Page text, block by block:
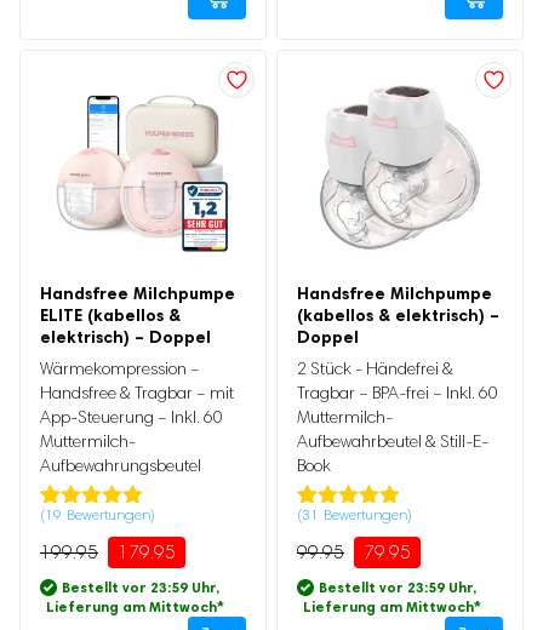
Handsfree Milchpumpe
ELITE (kabellos &
elektrisch) – Doppel
Wärmekompression –
Handsfree & Tragbar – mit
App-Steuerung – Inkl. 60
Muttermilch-
Aufbewahrungsbeutel
Bewertet
mit 4.84
von 5,
basierend
auf
19
Kundenbewertung
(19 Bewertungen)
199.95
Ursprünglicher
Preis
war:
199.95
179.95
Aktueller
Preis
ist:
179.95.
Bestellt vor 23:59 Uhr,
Lieferung am Mittwoch*
Handsfree Milchpumpe
(kabellos & elektrisch) –
Doppel
2 Stück - Händefrei &
Tragbar – BPA-frei – Inkl. 60
Muttermilch-
Aufbewahrbeutel & Still-E-
Book
Bewertet
mit 4.87
von 5,
basierend
auf
31
Kundenbewertung
(31 Bewertungen)
99.95
Ursprünglicher
Preis
war:
99.95
79.95
Aktueller
Preis
ist:
79.95.
Bestellt vor 23:59 Uhr,
Lieferung am Mittwoch*